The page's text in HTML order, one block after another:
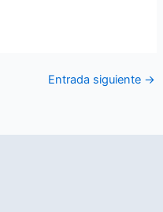
Entrada siguiente →